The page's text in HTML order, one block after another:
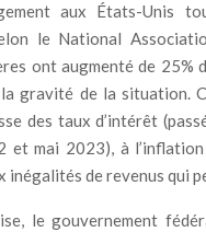
aux États-Unis
le National
ont augmenté de 25%
gravité de la situation.
des taux d’intérêt
et mai 2023), à
inégalités de revenus qui
le gouvernement